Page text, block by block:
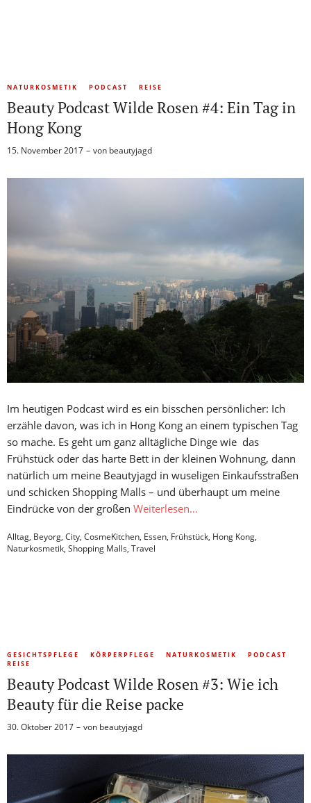
NATURKOSMETIK PODCAST REISE
Beauty Podcast Wilde Rosen #4: Ein Tag in
Hong Kong
15. November 2017 von beautyjagd
Im heutigen Podcast wird es ein bisschen persönlicher: Ich
erzähle davon, was ich in Hong Kong an einem typischen Tag
so mache. Es geht um ganz alltägliche Dinge wie das
Frühstück oder das harte Bett in der kleinen Wohnung, dann
natürlich um meine Beautyjagd in wuseligen Einkaufsstraßen
und schicken Shopping Malls – und überhaupt um meine
Eindrücke von der großen Weiterlesen…
Alltag, Beyorg, City, CosmeKitchen, Essen, Frühstück, Hong Kong,
Naturkosmetik, Shopping Malls, Travel
GESICHTSPFLEGE KÖRPERPFLEGE NATURKOSMETIK
PODCAST
REISE
Beauty Podcast Wilde Rosen #3: Wie ich
Beauty für die Reise packe
30. Oktober 2017 von beautyjagd